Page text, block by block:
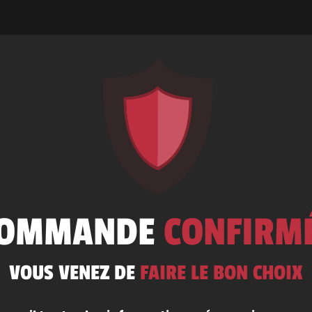
VOUS VENEZ DE FAIRE LE BON CHOIX